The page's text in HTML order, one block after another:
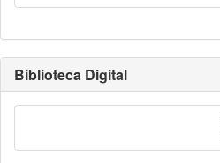
Biblioteca Digital